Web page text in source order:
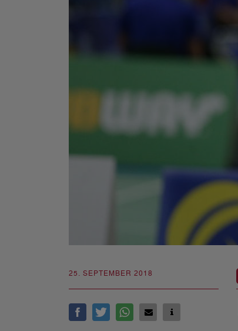
25. SEPTEMBER 2018